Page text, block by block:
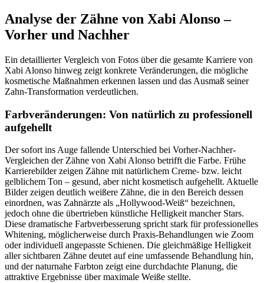
Analyse der Zähne von Xabi Alonso –
Vorher und Nachher
Ein detaillierter Vergleich von Fotos über die gesamte Karriere von
Xabi Alonso hinweg zeigt konkrete Veränderungen, die mögliche
kosmetische Maßnahmen erkennen lassen und das Ausmaß seiner
Zahn-Transformation verdeutlichen.
Farbveränderungen: Von natürlich zu professionell
aufgehellt
Der sofort ins Auge fallende Unterschied bei Vorher-Nachher-
Vergleichen der Zähne von Xabi Alonso betrifft die Farbe. Frühe
Karrierebilder zeigen Zähne mit natürlichem Creme- bzw. leicht
gelblichem Ton – gesund, aber nicht kosmetisch aufgehellt. Aktuelle
Bilder zeigen deutlich weißere Zähne, die in den Bereich dessen
einordnen, was Zahnärzte als „Hollywood-Weiß“ bezeichnen,
jedoch ohne die übertrieben künstliche Helligkeit mancher Stars.
Diese dramatische Farbverbesserung spricht stark für professionelles
Whitening, möglicherweise durch Praxis-Behandlungen wie Zoom
oder individuell angepasste Schienen. Die gleichmäßige Helligkeit
aller sichtbaren Zähne deutet auf eine umfassende Behandlung hin,
und der naturnahe Farbton zeigt eine durchdachte Planung, die
attraktive Ergebnisse über maximale Weiße stellte.